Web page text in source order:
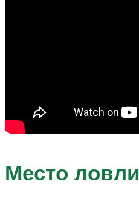
Место ловли